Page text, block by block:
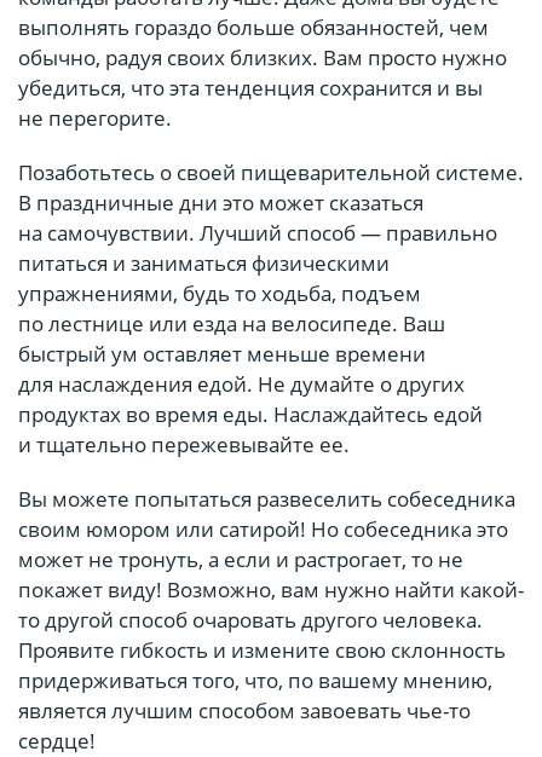
выполнять гораздо больше обязанностей, чем
обычно, радуя своих близких. Вам просто нужно
убедиться, что эта тенденция сохранится и вы
не перегорите.
Позаботьтесь о своей пищеварительной системе.
В праздничные дни это может сказаться
на самочувствии. Лучший способ — правильно
питаться и заниматься физическими
упражнениями, будь то ходьба, подъем
по лестнице или езда на велосипеде. Ваш
быстрый ум оставляет меньше времени
для наслаждения едой. Не думайте о других
продуктах во время еды. Наслаждайтесь едой
и тщательно пережевывайте ее.
Вы можете попытаться развеселить собеседника
своим юмором или сатирой! Но собеседника это
может не тронуть, а если и растрогает, то не
покажет виду! Возможно, вам нужно найти какой-
то другой способ очаровать другого человека.
Проявите гибкость и измените свою склонность
придерживаться того, что, по вашему мнению,
является лучшим способом завоевать чье-то
сердце!